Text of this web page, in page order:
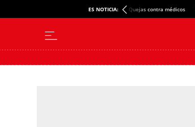
ES NOTICIA: Quejas contra médicos